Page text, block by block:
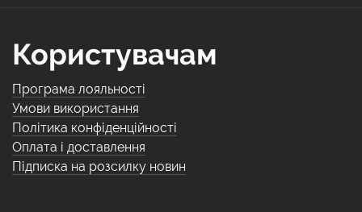
Користувачам
Програма лояльності
Умови використання
Політика конфіденційності
Оплата і доставлення
Підписка на розсилку новин